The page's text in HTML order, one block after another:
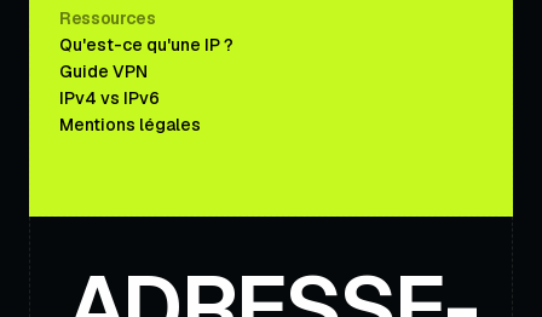
Ressources
Qu'est-ce qu'une IP ?
Guide VPN
IPv4 vs IPv6
Mentions légales